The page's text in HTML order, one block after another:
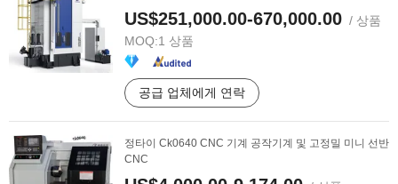
US$251,000.00-670,000.00 / 상품
MOQ:1 상품
공급 업체에게 연락
정타이 Ck0640 CNC 기계 공작기계 및 고정밀 미니 선반
CNC